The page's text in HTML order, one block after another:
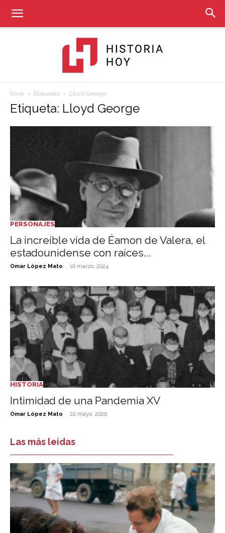
Hoy
Inicio Etiquetas Lloyd George
Etiqueta: Lloyd George
PERSONAJES
La increíble vida de Éamon de Valera, el
estadounidense con raíces...
Omar López Mato - 10 marzo, 2024
HISTORIA
Intimidad de una Pandemia XV
Omar López Mato - 20 mayo, 2020
Las más leídas